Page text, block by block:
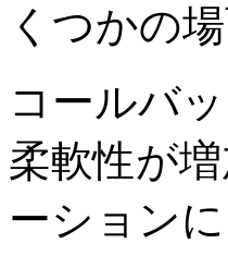
くつかの
コールバ
柔軟性が
ーション